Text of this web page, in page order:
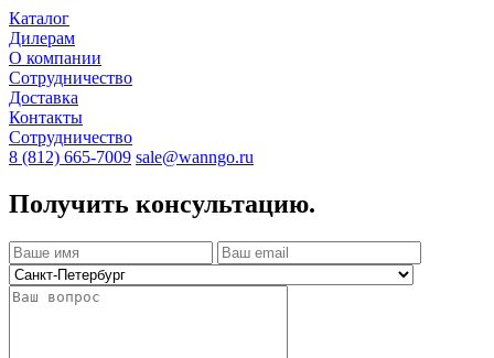
Каталог
Дилерам
О компании
Сотрудничество
Доставка
Контакты
Сотрудничество
8 (812) 665-7009 sale@wanngo.ru
Получить консультацию.